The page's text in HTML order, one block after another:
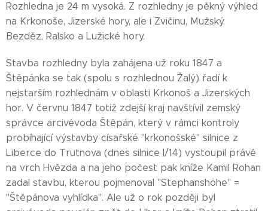
Rozhledna je 24 m vysoká. Z rozhledny je pěkný výhled
na Krkonoše, Jizerské hory, ale i Zvičinu, Mužský,
Bezděz, Ralsko a Lužické hory.
Stavba rozhledny byla zahájena už roku 1847 a
Štěpánka se tak (spolu s rozhlednou Žalý) řadí k
nejstarším rozhlednám v oblasti Krkonoš a Jizerských
hor. V červnu 1847 totiž zdejší kraj navštívil zemský
správce arcivévoda Štěpán, který v rámci kontroly
probíhající výstavby císařské "krkonošské" silnice z
Liberce do Trutnova (dnes silnice I/14) vystoupil právě
na vrch Hvězda a na jeho počest pak kníže Kamil Rohan
zadal stavbu, kterou pojmenoval "Stephanshöhe" =
"Štěpánova vyhlídka". Ale už o rok později byl